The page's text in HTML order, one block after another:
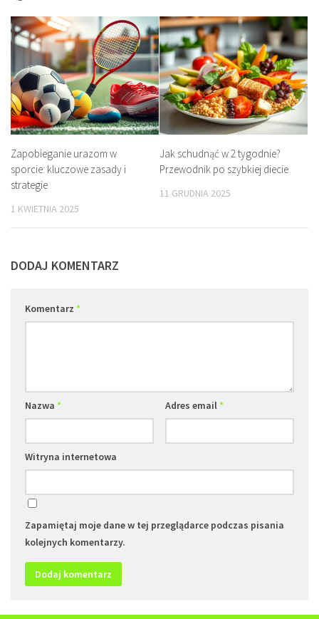
Zapobieganie urazom w
sporcie: kluczowe zasady i
strategie
1 KWIETNIA 2025
Jak schudnąć w 2 tygodnie?
Przewodnik po szybkiej diecie
11 GRUDNIA 2025
DODAJ KOMENTARZ
Komentarz *
Nazwa * Adres email*
Witryna internetowa
Zapamiętaj moje dane w tej przeglądarce podczas pisania
kolejnych komentarzy.